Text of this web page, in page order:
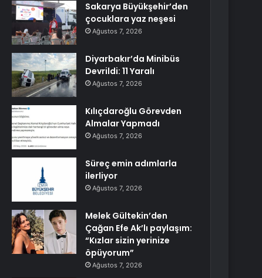
Sakarya Büyükşehir’den
çocuklara yaz neşesi
Ağustos 7, 2026
Diyarbakır’da Minibüs
Devrildi: 11 Yaralı
Ağustos 7, 2026
Kılıçdaroğlu Görevden
Almalar Yapmadı
Ağustos 7, 2026
Süreç emin adımlarla
ilerliyor
Ağustos 7, 2026
Melek Gültekin’den
Çağan Efe Ak’lı paylaşım:
“Kızlar sizin yerinize
öpüyorum”
Ağustos 7, 2026